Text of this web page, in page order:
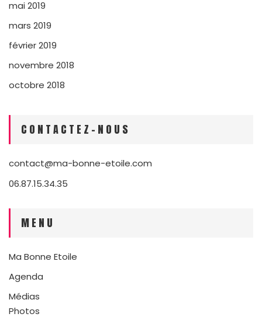
mai 2019
mars 2019
février 2019
novembre 2018
octobre 2018
CONTACTEZ-NOUS
contact@ma-bonne-etoile.com
06.87.15.34.35
MENU
Ma Bonne Etoile
Agenda
Médias
Photos